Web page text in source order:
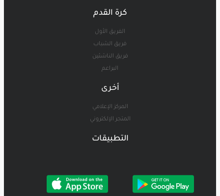
كرة القدم
الفريق الأول
فريق الشباب
فريق الناشئين
البراعم
أخرى
المركز الإعلامي
المتجر الإلكتروني
التطبيقات